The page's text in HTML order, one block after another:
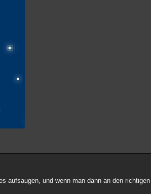
aufsaugen, und wenn man dann an den